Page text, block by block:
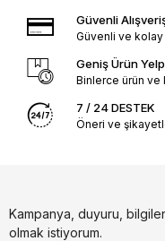
Güvenli
Güvenli ve
Geniş Ürün
Binlerce ürün
7 / 24 DESTEK
Öneri ve
Kampanya, duyuru,
olmak istiyorum.